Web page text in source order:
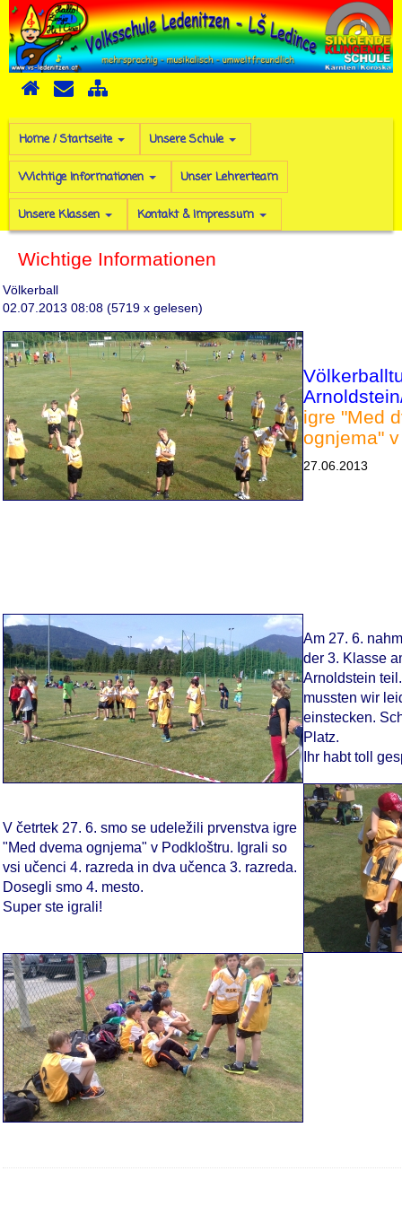
Home / Startseite Unsere Schule
Wichtige Informationen Unser Lehrerteam
Unsere Klassen Kontakt & Impressum
Wichtige Informationen
Völkerball
02.07.2013 08:08 (5719 x gelesen)
igre "Med
ognjema"
27.06.2013
Am 27. 6.
der 3. Klasse
Arnoldstein
mussten wir
einstecken.
Platz.
Ihr habt toll
V četrtek 27. 6. smo se udeležili prvenstva igre
"Med dvema ognjema" v Podkloštru. Igrali so
vsi učenci 4. razreda in dva učenca 3. razreda.
Dosegli smo 4. mesto.
Super ste igrali!